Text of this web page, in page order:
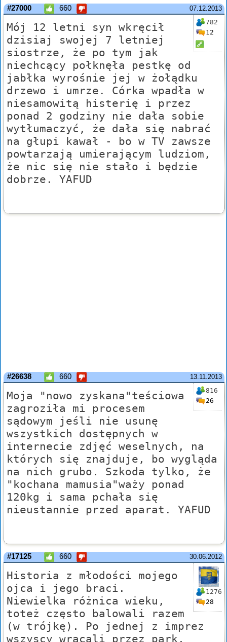
07.12.2013
#27000 660
782
12
Mój 12 letni syn wkręcił
dzisiaj swojej 7 letniej
siostrze, że po tym jak
niechcący połknęła pestkę od
jabłka wyrośnie jej w żołądku
drzewo i umrze. Córka wpadła w
niesamowitą histerię i przez
ponad 2 godziny nie dała sobie
wytłumaczyć, że dała się nabrać
na głupi kawał - bo w TV zawsze
powtarzają umierającym ludziom,
że nic się nie stało i będzie
dobrze. YAFUD
13.11.2013
#26638 660
816
26
Moja "nowo zyskana"teściowa
zagroziła mi procesem
sądowym jeśli nie usunę
wszystkich dostępnych w
internecie zdjęć weselnych, na
których się znajduje, bo wygląda
na nich grubo. Szkoda tylko, że
"kochana mamusia"waży ponad
120kg i sama pchała się
nieustannie przed aparat. YAFUD
30.06.2012
#17125 660
1276
28
Historia z młodości mojego
ojca i jego braci.
Niewielka różnica wieku,
toteż często balowali razem
(w trójkę). Po jednej z imprez
wszyscy wracali przez park,